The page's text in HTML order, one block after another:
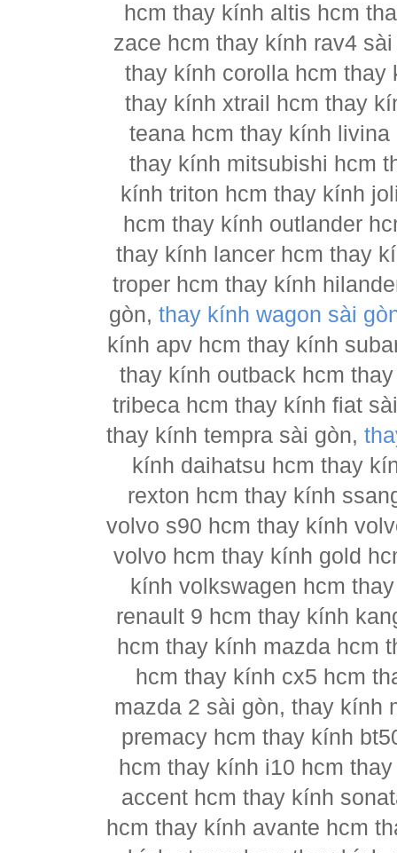
hcm thay kính altis hcm
zace hcm thay kính rav4
thay kính corolla hcm
thay kính xtrail hcm thay
teana hcm thay kính
thay kính mitsubishi hcm
kính triton hcm thay kính
hcm thay kính outlander
thay kính lancer hcm thay
troper hcm thay kính
gòn, thay kính wagon sài
kính apv hcm thay kính
thay kính outback hcm
tribeca hcm thay kính fiat
thay kính tempra sài gòn,
kính daihatsu hcm thay
rexton hcm thay kính
volvo s90 hcm thay kính
volvo hcm thay kính gold
kính volkswagen hcm
renault 9 hcm thay kính
hcm thay kính mazda hcm
hcm thay kính cx5 hcm
mazda 2 sài gòn, thay kính
premacy hcm thay kính
hcm thay kính i10 hcm
accent hcm thay kính
hcm thay kính avante hcm